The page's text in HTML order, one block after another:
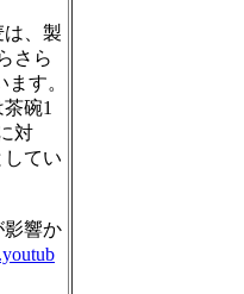
は、製
さら
す。
碗1
対
してい
響か